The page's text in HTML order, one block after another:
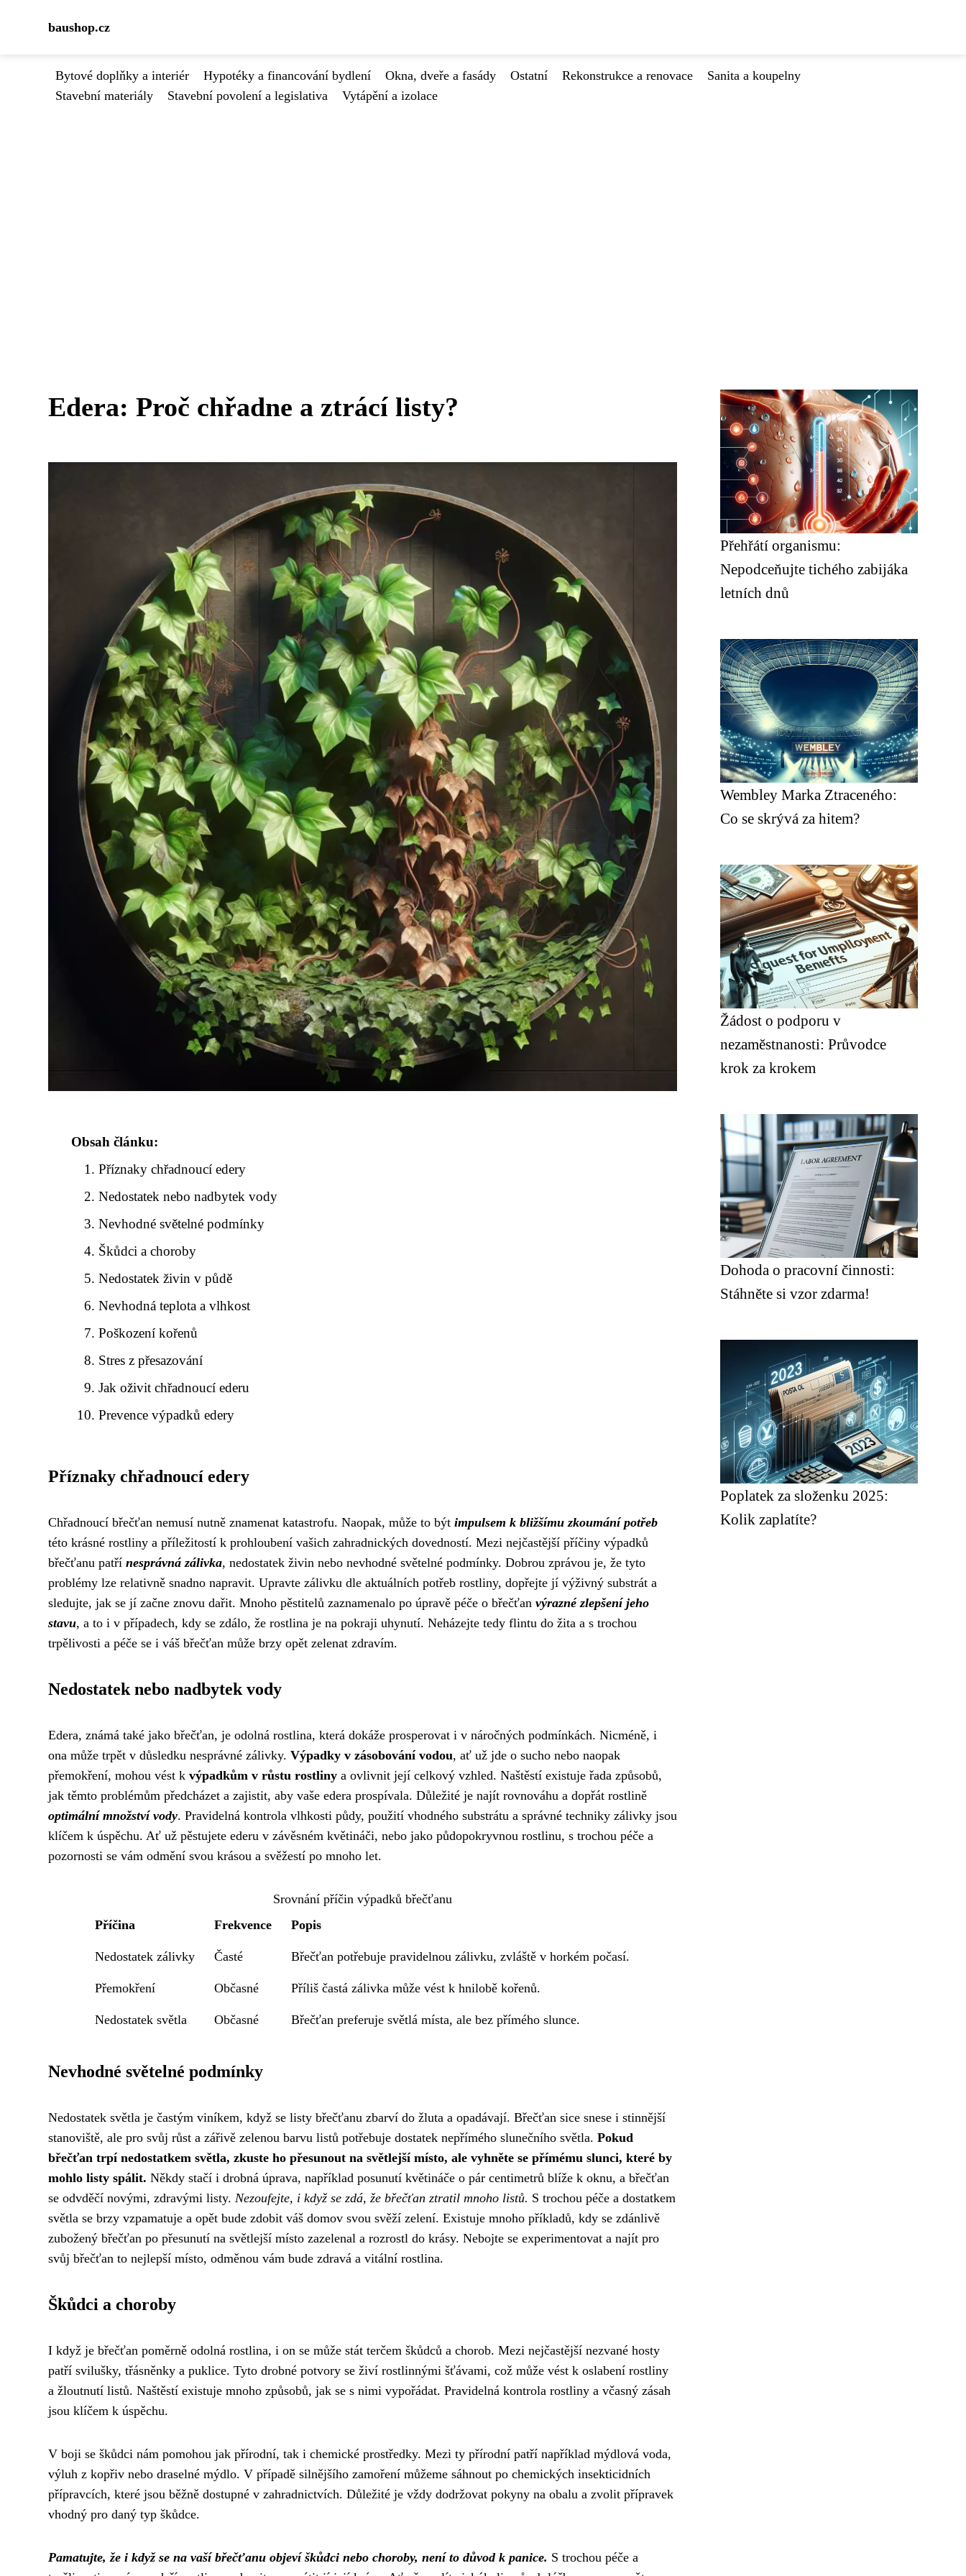
baushop.cz
Bytové doplňky a interiér Hypotéky a financování bydlení Okna, dveře a fasády Ostatní Rekonstrukce a renovace
Sanita a koupelny
Stavební materiály
Stavební povolení a legislativa Vytápění a izolace
Edera: Proč chřadne a ztrácí listy?
Obsah článku:
Příznaky chřadnoucí edery
Nedostatek nebo nadbytek vody
Nevhodné světelné podmínky
Škůdci a choroby
Nedostatek živin v půdě
Nevhodná teplota a vlhkost
Poškození kořenů
Stres z přesazování
Jak oživit chřadnoucí ederu
Prevence výpadků edery
Příznaky chřadnoucí edery
Chřadnoucí břečťan nemusí nutně znamenat katastrofu. Naopak, může to být impulsem k bližšímu zkoumání potřeb
této krásné rostliny a příležitostí k prohloubení vašich zahradnických dovedností. Mezi nejčastější příčiny výpadků
břečťanu patří nesprávná zálivka, nedostatek živin nebo nevhodné světelné podmínky. Dobrou zprávou je, že tyto
problémy lze relativně snadno napravit. Upravte zálivku dle aktuálních potřeb rostliny, dopřejte jí výživný substrát a
sledujte, jak se jí začne znovu dařit. Mnoho pěstitelů zaznamenalo po úpravě péče o břečťan výrazné zlepšení jeho
stavu, a to i v případech, kdy se zdálo, že rostlina je na pokraji uhynutí. Neházejte tedy flintu do žita a s trochou
trpělivosti a péče se i váš břečťan může brzy opět zelenat zdravím.
Nedostatek nebo nadbytek vody
Edera, známá také jako břečťan, je odolná rostlina, která dokáže prosperovat i v náročných podmínkách. Nicméně, i
ona může trpět v důsledku nesprávné zálivky. Výpadky v zásobování vodou, ať už jde o sucho nebo naopak
přemokření, mohou vést k výpadkům v růstu rostliny a ovlivnit její celkový vzhled. Naštěstí existuje řada způsobů,
jak těmto problémům předcházet a zajistit, aby vaše edera prospívala. Důležité je najít rovnováhu a dopřát rostlině
optimální množství vody. Pravidelná kontrola vlhkosti půdy, použití vhodného substrátu a správné techniky zálivky jsou
klíčem k úspěchu. Ať už pěstujete ederu v závěsném květináči, nebo jako půdopokryvnou rostlinu, s trochou péče a
pozornosti se vám odmění svou krásou a svěžestí po mnoho let.
Srovnání příčin výpadků břečťanu
Příčina
Frekvence Popis
Nedostatek zálivky Časté Břečťan potřebuje pravidelnou zálivku, zvláště v horkém počasí.
Přemokření Občasné Příliš častá zálivka může vést k hnilobě kořenů.
Nedostatek světla Občasné Břečťan preferuje světlá místa, ale bez přímého slunce.
Nevhodné světelné podmínky
Nedostatek světla je častým viníkem, když se listy břečťanu zbarví do žluta a opadávají. Břečťan sice snese i stinnější
stanoviště, ale pro svůj růst a zářivě zelenou barvu listů potřebuje dostatek nepřímého slunečního světla. Pokud
břečťan trpí nedostatkem světla, zkuste ho přesunout na světlejší místo, ale vyhněte se přímému slunci, které by
mohlo listy spálit. Někdy stačí i drobná úprava, například posunutí květináče o pár centimetrů blíže k oknu, a břečťan
se odvděčí novými, zdravými listy. Nezoufejte, i když se zdá, že břečťan ztratil mnoho listů. S trochou péče a dostatkem
světla se brzy vzpamatuje a opět bude zdobit váš domov svou svěží zelení. Existuje mnoho příkladů, kdy se zdánlivě
zubožený břečťan po přesunutí na světlejší místo zazelenal a rozrostl do krásy. Nebojte se experimentovat a najít pro
svůj břečťan to nejlepší místo, odměnou vám bude zdravá a vitální rostlina.
Škůdci a choroby
I když je břečťan poměrně odolná rostlina, i on se může stát terčem škůdců a chorob. Mezi nejčastější nezvané hosty
patří svilušky, třásněnky a puklice. Tyto drobné potvory se živí rostlinnými šťávami, což může vést k oslabení rostliny
a žloutnutí listů. Naštěstí existuje mnoho způsobů, jak se s nimi vypořádat. Pravidelná kontrola rostliny a včasný zásah
jsou klíčem k úspěchu.
V boji se škůdci nám pomohou jak přírodní, tak i chemické prostředky. Mezi ty přírodní patří například mýdlová voda,
výluh z kopřiv nebo draselné mýdlo. V případě silnějšího zamoření můžeme sáhnout po chemických insekticidních
přípravcích, které jsou běžně dostupné v zahradnictvích. Důležité je vždy dodržovat pokyny na obalu a zvolit přípravek
vhodný pro daný typ škůdce.
Pamatujte, že i když se na vaší břečťanu objeví škůdci nebo choroby, není to důvod k panice. S trochou péče a
Přehřátí organismu:
Nepodceňujte tichého zabijáka
letních dnů
Wembley Marka Ztraceného:
Co se skrývá za hitem?
Žádost o podporu v
nezaměstnanosti: Průvodce
krok za krokem
Dohoda o pracovní činnosti:
Stáhněte si vzor zdarma!
Poplatek za složenku 2025:
Kolik zaplatíte?